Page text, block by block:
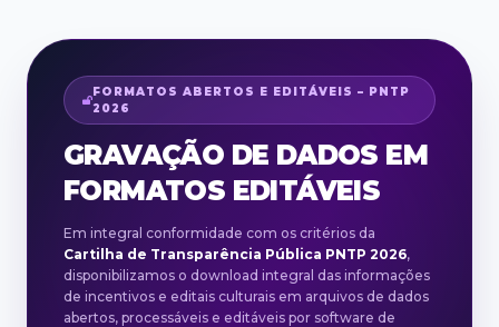
FORMATOS ABERTOS E EDITÁVEIS – PNTP
2026
GRAVAÇÃO DE DADOS EM
FORMATOS EDITÁVEIS
Em integral conformidade com os critérios da
Cartilha de Transparência Pública PNTP 2026,
disponibilizamos o download integral das informações
de incentivos e editais culturais em arquivos de dados
abertos, processáveis e editáveis por software de